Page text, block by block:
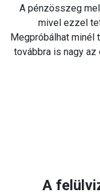
A pénzösszeg
mivel ezzel
Megpróbálhat minél
továbbra is nagy az
A